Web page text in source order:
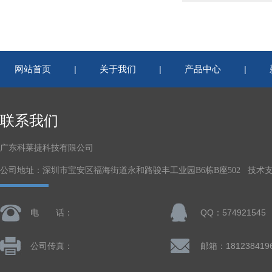
网站首页 | 关于我们 | 产品中心 |
联系我们
广东科莱捷科技有限公司
公司地址：深圳市宝安区福海街道永和路骏丰工业园B6栋B座502 技术
电 话： QQ：574921545
公司传真：